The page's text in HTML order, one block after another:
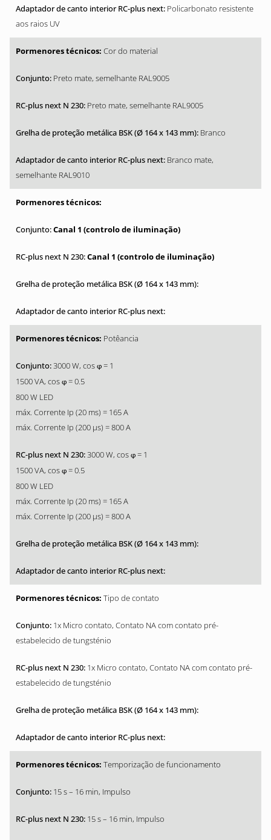
Policarbonato resistente
aos raios UV
Cor do material
Preto mate, semelhante RAL9005
Preto mate, semelhante RAL9005
Branco
Branco mate,
semelhante RAL9010
Canal 1 (controlo de iluminação)
Canal 1 (controlo de iluminação)
Potêancia
3000 W, cos φ = 1
1500 VA, cos φ = 0.5
800 W LED
máx. Corrente Ip (20 ms) = 165 A
máx. Corrente Ip (200 µs) = 800 A
3000 W, cos φ = 1
1500 VA, cos φ = 0.5
800 W LED
máx. Corrente Ip (20 ms) = 165 A
máx. Corrente Ip (200 µs) = 800 A
Tipo de contato
1x Micro contato, Contato NA com contato pré-
estabelecido de tungsténio
1x Micro contato, Contato NA com contato pré-
estabelecido de tungsténio
Temporização de funcionamento
15 s – 16 min, Impulso
15 s – 16 min, Impulso